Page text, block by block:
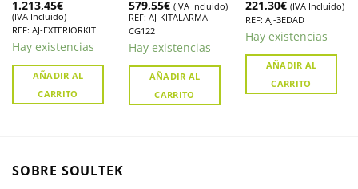
1.213,45€
(IVA Incluido)
REF: AJ-EXTERIORKIT
Hay existencias
AÑADIR AL
CARRITO
batería, Seguridad
Garantizada!
579,55€ (IVA Incluido)
REF: AJ-KITALARMA-
CG122
Hay existencias
AÑADIR AL
CARRITO
con botón de
pánico Ajax sin
cuotas
221,30€ (IVA Incluido)
REF: AJ-3EDAD
Hay existencias
AÑADIR AL
CARRITO
SOBRE SOULTEK